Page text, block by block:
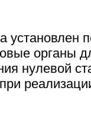
установлен
органы
нулевой